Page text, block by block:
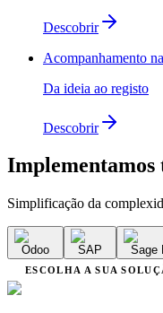
Descobrir
Acompanhamento
Da ideia ao registo
Descobrir
Implementamos
Simplificação da
Odoo SAP Sage
ESCOLHA A SUA